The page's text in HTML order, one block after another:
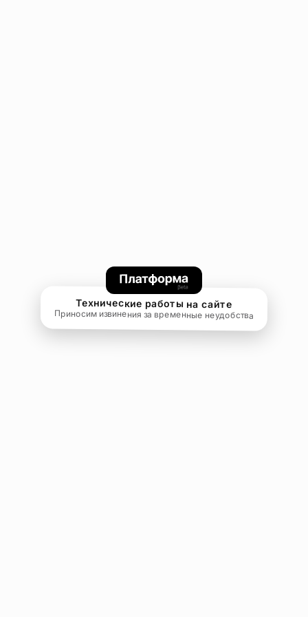
Технические работы на сайте
Приносим извинения за временные неудобства